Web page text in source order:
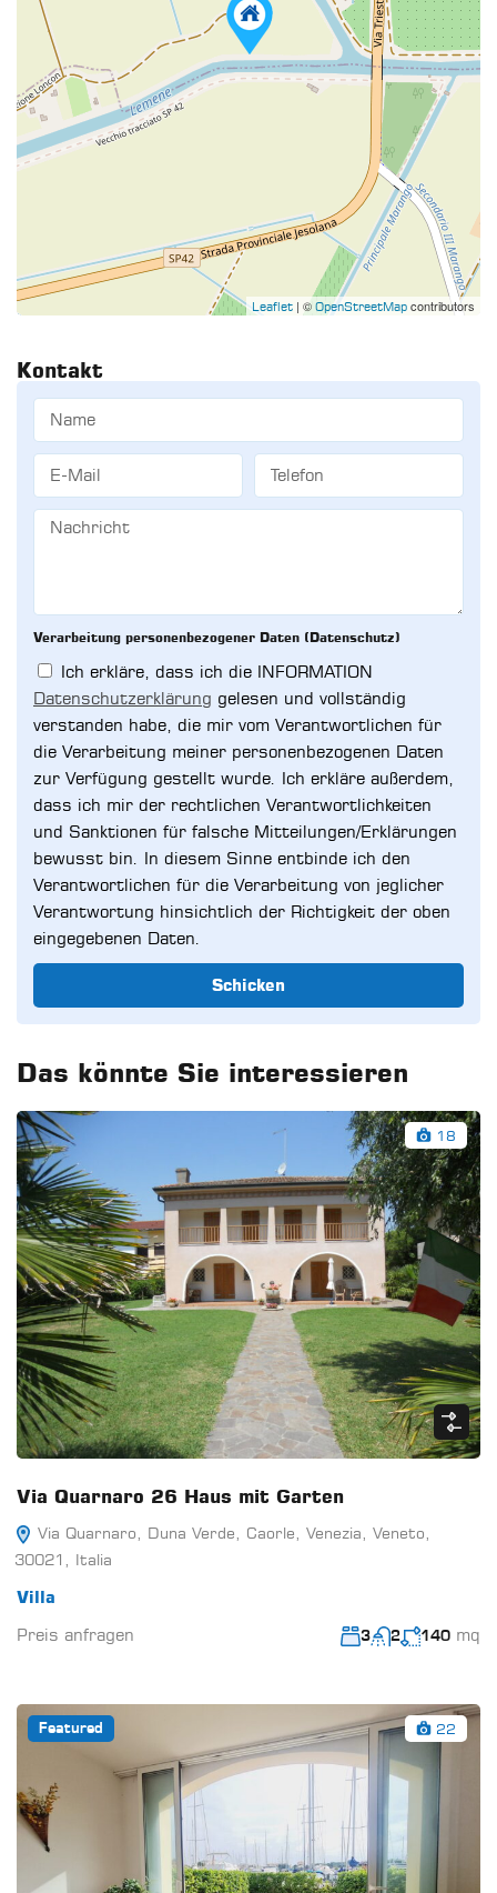
Leaflet | © OpenStreetMap contributors
Kontakt
Verarbeitung personenbezogener Daten (Datenschutz)
Ich erkläre, dass ich die INFORMATION
Datenschutzerklärung gelesen und vollständig
verstanden habe, die mir vom Verantwortlichen für
die Verarbeitung meiner personenbezogenen Daten
zur Verfügung gestellt wurde. Ich erkläre außerdem,
dass ich mir der rechtlichen Verantwortlichkeiten
und Sanktionen für falsche Mitteilungen/Erklärungen
bewusst bin. In diesem Sinne entbinde ich den
Verantwortlichen für die Verarbeitung von jeglicher
Verantwortung hinsichtlich der Richtigkeit der oben
eingegebenen Daten.
Schicken
Das könnte Sie interessieren
18
Via Quarnaro 26 Haus mit Garten
Via Quarnaro, Duna Verde, Caorle, Venezia, Veneto,
30021, Italia
Villa
Preis anfragen
3 2 140 mq
Featured 22